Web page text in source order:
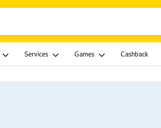
Services Games Cashback